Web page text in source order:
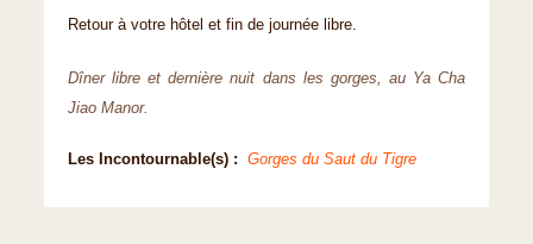
Retour à votre hôtel et fin de journée libre.
Dîner libre et dernière nuit dans les gorges, au Ya Cha
Jiao Manor.
Les Incontournable(s) : Gorges du Saut du Tigre